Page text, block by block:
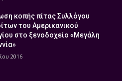
κοπής πίτας Συλλόγου
του Αμερικανικού
στο ξενοδοχείο «Μεγάλη
2016